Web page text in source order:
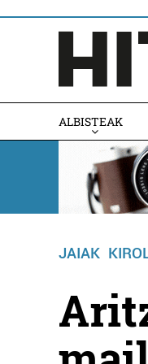
ALBISTEAK
JAIAK